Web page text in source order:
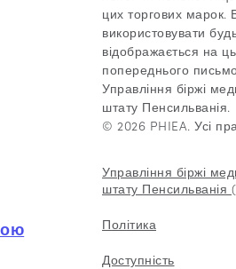
цих торгових марок.
використовувати
відображається на
попереднього
Управління біржі
штату Пенсильванія.
© 2026 PHIEA. Усі
Управління біржі
штату Пенсильванія
Політика
Доступність